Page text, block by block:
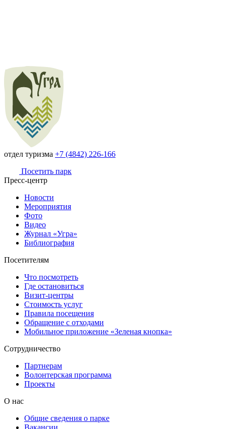
отдел туризма +7 (4842) 226-166
Посетить парк
Пресс-центр
Новости
Мероприятия
Фото
Видео
Журнал «Угра»
Библиография
Посетителям
Что посмотреть
Где остановиться
Визит-центры
Стоимость услуг
Правила посещения
Обращение с отходами
Мобильное приложение «Зеленая кнопка»
Сотрудничество
Партнерам
Волонтерская программа
Проекты
О нас
Общие сведения о парке
Вакансии